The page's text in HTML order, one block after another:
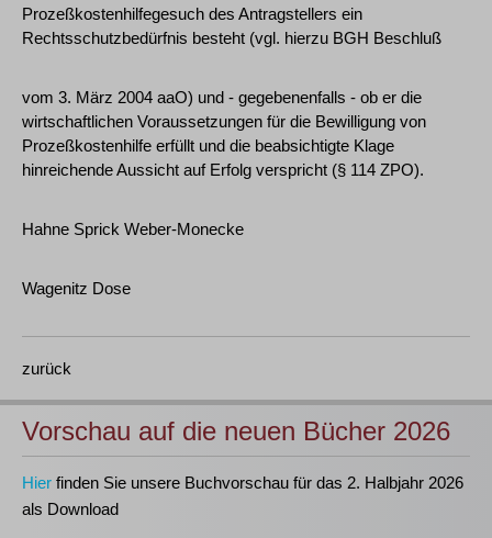
Prozeßkostenhilfegesuch des Antragstellers ein
Rechtsschutzbedürfnis besteht (vgl. hierzu BGH Beschluß
vom 3. März 2004 aaO) und - gegebenenfalls - ob er die
wirtschaftlichen Voraussetzungen für die Bewilligung von
Prozeßkostenhilfe erfüllt und die beabsichtigte Klage
hinreichende Aussicht auf Erfolg verspricht (§ 114 ZPO).
Hahne Sprick Weber-Monecke
Wagenitz Dose
zurück
Vorschau auf die neuen Bücher 2026
Hier finden Sie unsere Buchvorschau für das 2. Halbjahr 2026
als Download